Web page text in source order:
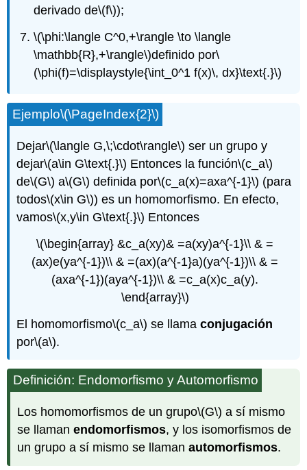
derivado de\(f\));
\(\phi:\langle C^0,+\rangle \to \langle
\mathbb{R},+\rangle\)definido por\
(\phi(f)=\displaystyle{\int_0^1 f(x)\, dx}\text{.}\)
Ejemplo\(\PageIndex{2}\)
Dejar\(\langle G,\;\cdot\rangle\) ser un grupo y
dejar\(a\in G\text{.}\) Entonces la función\(c_a\)
de\(G\) a\(G\) definida por\(c_a(x)=axa^{-1}\) (para
todos\(x\in G\)) es un homomorfismo. En efecto,
vamos\(x,y\in G\text{.}\) Entonces
\(\begin{array} &c_a(xy)& =a(xy)a^{-1}\\ & =
(ax)e(ya^{-1})\\ & =(ax)(a^{-1}a)(ya^{-1})\\ & =
(axa^{-1})(aya^{-1})\\ & =c_a(x)c_a(y).
\end{array}\)
El homomorfismo\(c_a\) se llamaconjugación
por\(a\).
Definición: Endomorfismo y Automorfismo
Los homomorfismos de un grupo\(G\) a sí mismo
se llamanendomorfismos, y los isomorfismos de
un grupo a sí mismo se llamanautomorfismos.